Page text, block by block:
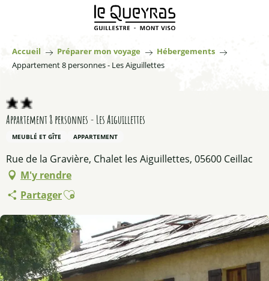
principal
Accueil Préparer mon voyage
Hébergements
Appartement 8 personnes - Les Aiguillettes
Appartement 8 personnes - Les Aiguillettes
MEUBLÉ ET GÎTE APPARTEMENT
Rue de la Gravière, Chalet les Aiguillettes, 05600 Ceillac
M'y rendre
PartagerAjouter aux favoris